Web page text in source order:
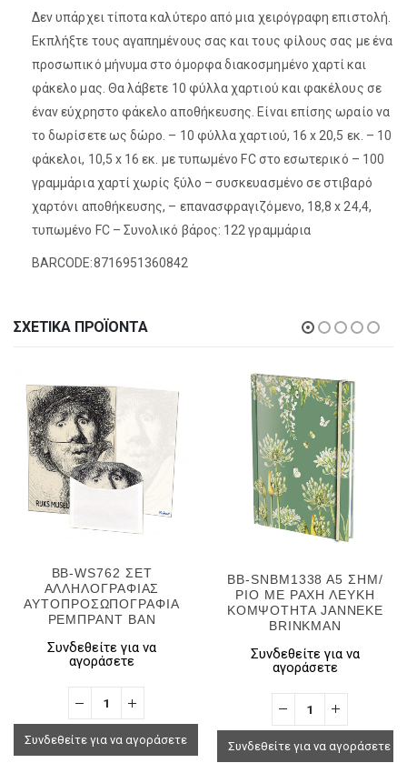
Δεν υπάρχει τίποτα καλύτερο από μια χειρόγραφη επιστολή.
Εκπλήξτε τους αγαπημένους σας και τους φίλους σας με ένα
προσωπικό μήνυμα στο όμορφα διακοσμημένο χαρτί και
φάκελο μας. Θα λάβετε 10 φύλλα χαρτιού και φακέλους σε
έναν εύχρηστο φάκελο αποθήκευσης. Είναι επίσης ωραίο να
το δωρίσετε ως δώρο. – 10 φύλλα χαρτιού, 16 x 20,5 εκ. – 10
φάκελοι, 10,5 x 16 εκ. με τυπωμένο FC στο εσωτερικό – 100
γραμμάρια χαρτί χωρίς ξύλο – συσκευασμένο σε στιβαρό
χαρτόνι αποθήκευσης, – επανασφραγιζόμενο, 18,8 x 24,4,
τυπωμένο FC – Συνολικό βάρος: 122 γραμμάρια
BARCODE:8716951360842
ΣΧΕΤΙΚΆ ΠΡΟΪΌΝΤΑ
BB-WS762 ΣΕΤ
ΑΛΛΗΛΟΓΡΑΦΙΑΣ
ΑΥΤΟΠΡΟΣΩΠΟΓΡΑΦΙΑ
ΡΕΜΠΡΑΝΤ ΒΑΝ
Συνδεθείτε για να
αγοράσετε
Συνδεθείτε για να αγοράσετε
BB-SNBM1338 A5 ΣΗΜ/
ΡΙΟ ΜΕ ΡΑΧΗ ΛΕΥΚΗ
ΚΟΜΨΟΤΗΤΑ JANNEKE
BRINKMAN
Συνδεθείτε για να
αγοράσετε
Συνδεθείτε για να αγοράσετε